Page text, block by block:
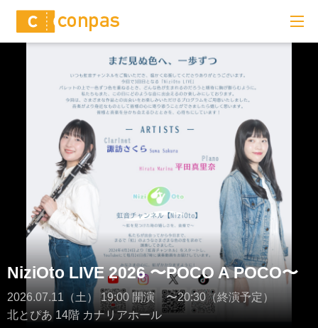
NiziOto LIVE 2026 〜POCO A POCO〜
2026.07.11（土） 19:00 開演 〜20:30（終演予定）
北とぴあ 14階 カナリアホール